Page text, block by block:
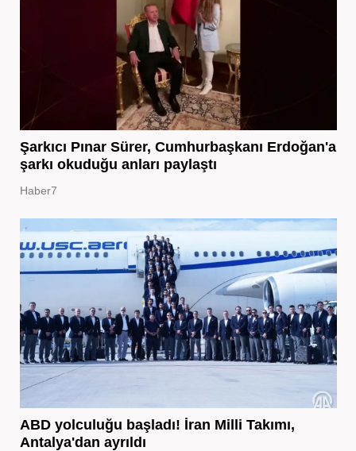
Şarkıcı Pınar Sürer, Cumhurbaşkanı Erdoğan'a
şarkı okuduğu anları paylaştı
Haber7
ABD yolculuğu başladı! İran Milli Takımı,
Antalya'dan ayrıldı